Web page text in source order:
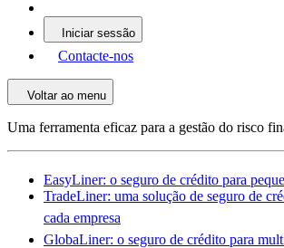
Iniciar sessão
Contacte-nos
Voltar ao menu
Uma ferramenta eficaz para a gestão do risco
EasyLiner: o seguro de crédito para
TradeLiner: uma solução de seguro de
cada empresa
GlobaLiner: o seguro de crédito para